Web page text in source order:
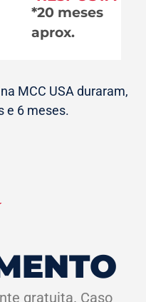
*20 meses
aprox.
MCC USA duraram,
e 6 meses.
gratuita. Caso